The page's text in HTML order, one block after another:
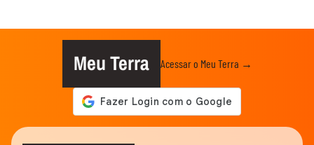
Meu Terra Acessar o Meu Terra →